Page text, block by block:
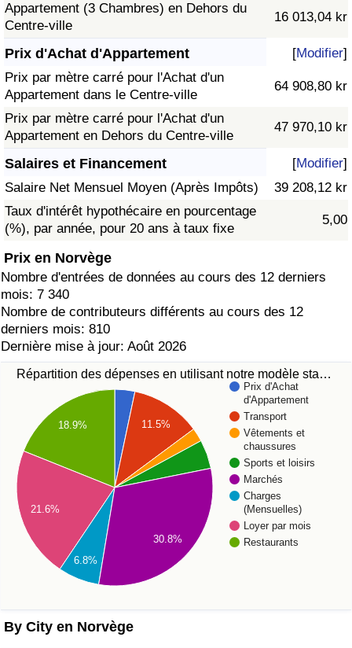
Appartement (3 Chambres) en Dehors du
Centre-ville
16 013,04 kr
Prix d'Achat d'Appartement [Modifier]
Prix par mètre carré pour l'Achat d'un
Appartement dans le Centre-ville
64 908,80 kr
Prix par mètre carré pour l'Achat d'un
Appartement en Dehors du Centre-ville
47 970,10 kr
Salaires et Financement [Modifier]
Salaire Net Mensuel Moyen (Après Impôts)
39 208,12 kr
Taux d'intérêt hypothécaire en pourcentage
(%), par année, pour 20 ans à taux fixe
5,00
Prix en Norvège
Nombre d'entrées de données au cours des 12 derniers
mois: 7 340
Nombre de contributeurs différents au cours des 12
derniers mois: 810
Dernière mise à jour: Août 2026
Répartition des dépenses en utilisant notre modèle sta…
Prix d'Achat
d'Appartement
Transport
Vêtements et
chaussures
Sports et loisirs
Marchés
Charges
(Mensuelles)
Loyer par mois
Restaurants
11.5%
18.9%
21.6%
6.8%
30.8%
By City en Norvège